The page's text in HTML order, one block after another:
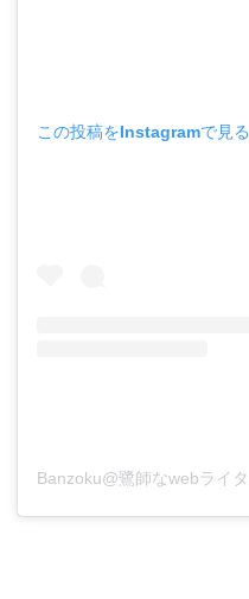
この投稿をInstagramで見る